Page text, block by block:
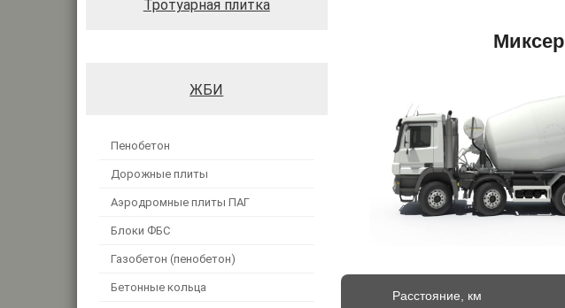
Тротуарная плитка
ЖБИ
Пенобетон
Дорожные плиты
Аэродромные плиты ПАГ
Блоки ФБС
Газобетон (пенобетон)
Бетонные кольца
Миксер
Расстояние, км